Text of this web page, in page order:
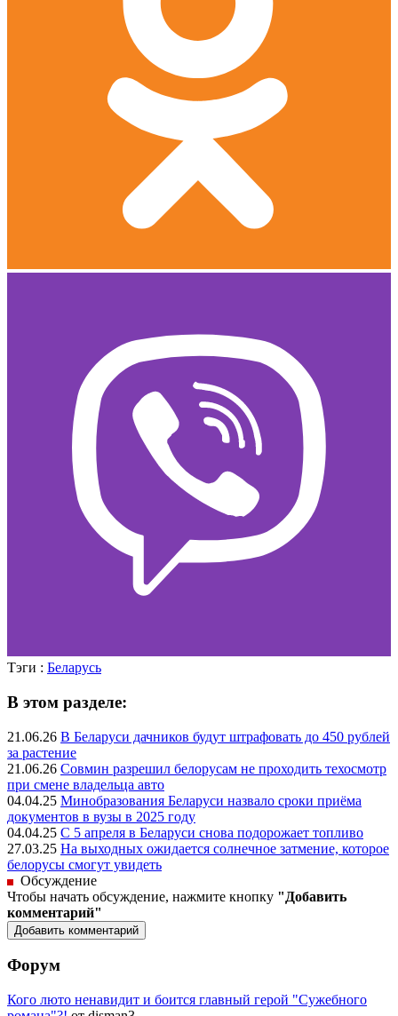
Тэги : Беларусь
В этом разделе:
21.06.26 В Беларуси дачников будут штрафовать до 450 рублей
за растение
21.06.26 Совмин разрешил белорусам не проходить техосмотр
при смене владельца авто
04.04.25 Минобразования Беларуси назвало сроки приёма
документов в вузы в 2025 году
04.04.25 С 5 апреля в Беларуси снова подорожает топливо
27.03.25 На выходных ожидается солнечное затмение, которое
белорусы смогут увидеть
Обсуждение
Чтобы начать обсуждение, нажмите кнопку "Добавить
комментарий"
Форум
Кого люто ненавидит и боится главный герой "Сужебного